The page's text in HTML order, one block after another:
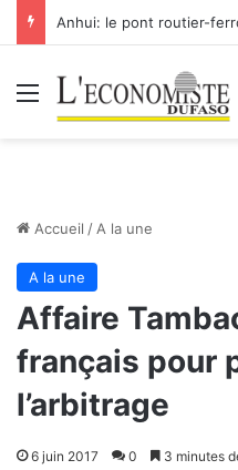
Menu
Accueil / A la une
A la une
Affaire
français pour
l’arbitrage
6 juin 2017 0 3 minutes